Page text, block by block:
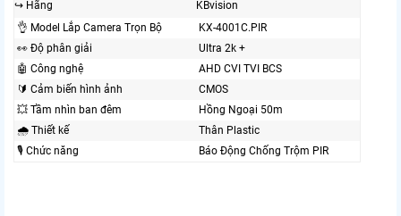
↪️ Hãng
KBvision
👌 Model Lắp Camera Trọn Bộ
KX-4001C.PIR
️👀 Độ phân giải
Ultra 2k +
🤖️ Công nghệ
AHD CVI TVI BCS
🔰 Cảm biến hình ảnh
CMOS
💥 Tầm nhìn ban đêm
Hồng Ngoại 50m
🌧️ Thiết kế
Thân Plastic
🎙 Chức năng
Báo Động Chống Trộm PIR